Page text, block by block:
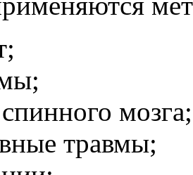
мозга;
травмы;